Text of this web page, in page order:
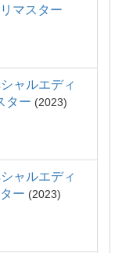
マスター
ャルエディ
ター
2023
ャルエディ
ー
2023